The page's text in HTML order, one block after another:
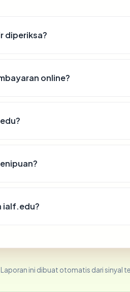
diperiksa?
online?
ialf.edu?
Laporan ini dibuat otomatis dari sinyal